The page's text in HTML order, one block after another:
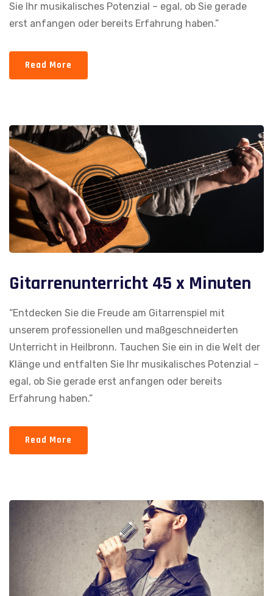
Sie Ihr musikalisches Potenzial – egal, ob Sie gerade
erst anfangen oder bereits Erfahrung haben.”
Read More
Gitarrenunterricht 45 x Minuten
“Entdecken Sie die Freude am Gitarrenspiel mit
unserem professionellen und maßgeschneiderten
Unterricht in Heilbronn. Tauchen Sie ein in die Welt der
Klänge und entfalten Sie Ihr musikalisches Potenzial –
egal, ob Sie gerade erst anfangen oder bereits
Erfahrung haben.”
Read More